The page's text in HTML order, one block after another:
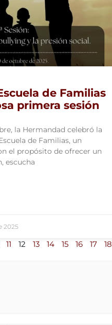
de Familias
primera sesión
la Hermandad celebró la
de Familias, un
el propósito de ofrecer un
escucha
2025
11 12 13 14 15 16 17 18